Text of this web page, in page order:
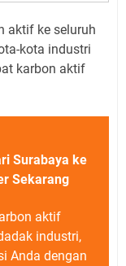
aktif ke seluruh
kota industri
karbon aktif
Surabaya ke
Sekarang
aktif
industri,
Anda dengan